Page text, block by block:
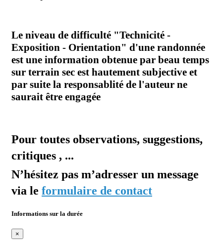
Le niveau de difficulté "Technicité -
Exposition - Orientation" d'une randonnée
est une information obtenue par beau temps
sur terrain sec est hautement subjective et
par suite la responsablité de l'auteur ne
saurait être engagée
Pour toutes observations, suggestions,
critiques , ...
N’hésitez pas m’adresser un message
via le formulaire de contact
Informations sur la durée
×